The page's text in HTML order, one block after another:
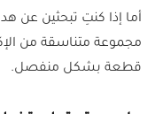
أما إذا كنتِ تبحثين عن
مجموعة متناسقة من
قطعة بشكل منفصل.